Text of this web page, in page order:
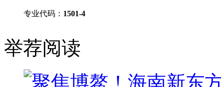
专业代码： 1501-4
举荐阅读